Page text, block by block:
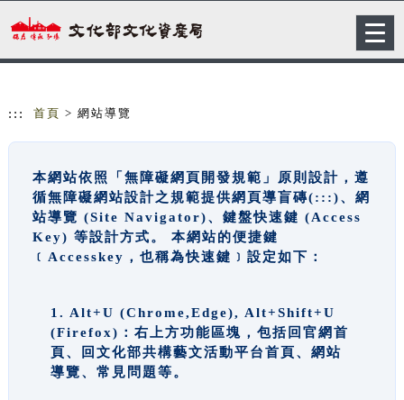
::: 首頁 > 網站導覽
本網站依照「無障礙網頁開發規範」原則設計，遵
循無障礙網站設計之規範提供網頁導盲磚(:::)、網
站導覽 (Site Navigator)、鍵盤快速鍵 (Access
Key) 等設計方式。 本網站的便捷鍵
﹝Accesskey，也稱為快速鍵﹞設定如下：
1. Alt+U (Chrome,Edge), Alt+Shift+U
(Firefox)：右上方功能區塊，包括回官網首
頁、回文化部共構藝文活動平台首頁、網站
導覽、常見問題等。